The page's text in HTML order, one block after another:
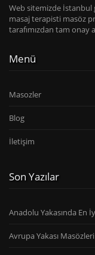
Web sitemizde İstanbul
masaj terapisti masöz
tarafımızdan tam onay
Menü
Masozler
Blog
İletişim
Son Yazılar
Anadolu Yakasında En
Avrupa Yakası